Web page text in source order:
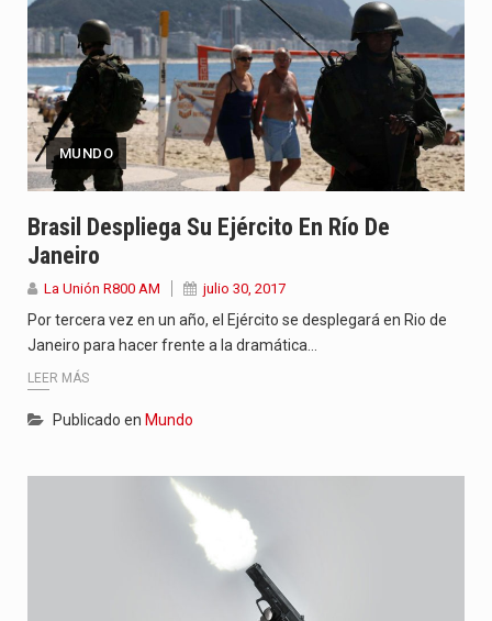
MUNDO
Brasil Despliega Su Ejército En Río De
Janeiro
La Unión R800 AM julio 30, 2017
Por tercera vez en un año, el Ejército se desplegará en Rio de
Janeiro para hacer frente a la dramática…
LEER MÁS
Publicado en Mundo